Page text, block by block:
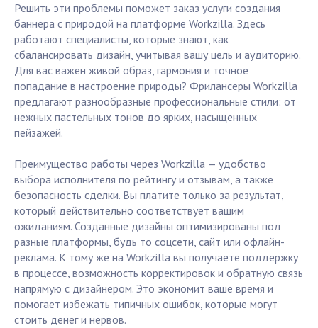
Решить эти проблемы поможет заказ услуги создания
баннера с природой на платформе Workzilla. Здесь
работают специалисты, которые знают, как
сбалансировать дизайн, учитывая вашу цель и аудиторию.
Для вас важен живой образ, гармония и точное
попадание в настроение природы? Фрилансеры Workzilla
предлагают разнообразные профессиональные стили: от
нежных пастельных тонов до ярких, насыщенных
пейзажей.
Преимущество работы через Workzilla — удобство
выбора исполнителя по рейтингу и отзывам, а также
безопасность сделки. Вы платите только за результат,
который действительно соответствует вашим
ожиданиям. Созданные дизайны оптимизированы под
разные платформы, будь то соцсети, сайт или офлайн-
реклама. К тому же на Workzilla вы получаете поддержку
в процессе, возможность корректировок и обратную связь
напрямую с дизайнером. Это экономит ваше время и
помогает избежать типичных ошибок, которые могут
стоить денег и нервов.